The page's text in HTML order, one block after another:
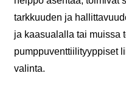
tarkkuuden ja
ja kaasualalla tai muissa
pumppuventtiilityyppiset
valinta.